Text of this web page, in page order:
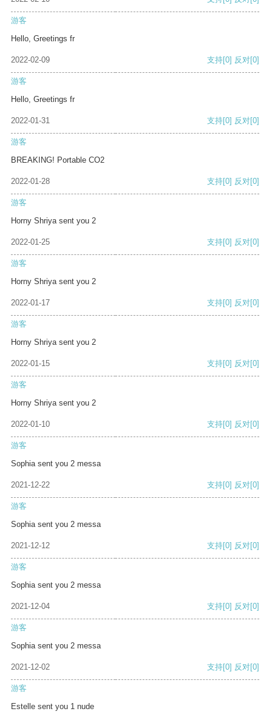
游客
Hello, Greetings fr
2022-02-09 支持[0] 反对[0]
游客
Hello, Greetings fr
2022-01-31 支持[0] 反对[0]
游客
BREAKING! Portable CO2
2022-01-28 支持[0] 反对[0]
游客
Horny Shriya sent you 2
2022-01-25 支持[0] 反对[0]
游客
Horny Shriya sent you 2
2022-01-17 支持[0] 反对[0]
游客
Horny Shriya sent you 2
2022-01-15 支持[0] 反对[0]
游客
Horny Shriya sent you 2
2022-01-10 支持[0] 反对[0]
游客
Sophia sent you 2 messa
2021-12-22 支持[0] 反对[0]
游客
Sophia sent you 2 messa
2021-12-12 支持[0] 反对[0]
游客
Sophia sent you 2 messa
2021-12-04 支持[0] 反对[0]
游客
Sophia sent you 2 messa
2021-12-02 支持[0] 反对[0]
游客
Estelle sent you 1 nude